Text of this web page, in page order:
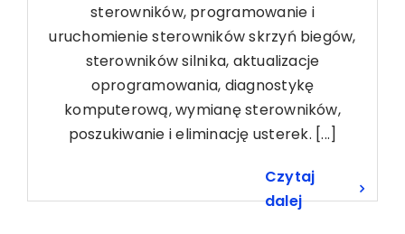
sterowników, programowanie i
uruchomienie sterowników skrzyń biegów,
sterowników silnika, aktualizacje
oprogramowania, diagnostykę
komputerową, wymianę sterowników,
poszukiwanie i eliminację usterek. [...]
Czytaj
dalej